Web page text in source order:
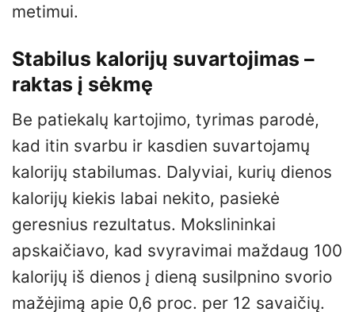
metimui.
Stabilus kalorijų suvartojimas –
raktas į sėkmę
Be patiekalų kartojimo, tyrimas parodė,
kad itin svarbu ir kasdien suvartojamų
kalorijų stabilumas. Dalyviai, kurių dienos
kalorijų kiekis labai nekito, pasiekė
geresnius rezultatus. Mokslininkai
apskaičiavo, kad svyravimai maždaug 100
kalorijų iš dienos į dieną susilpnino svorio
mažėjimą apie 0,6 proc. per 12 savaičių.